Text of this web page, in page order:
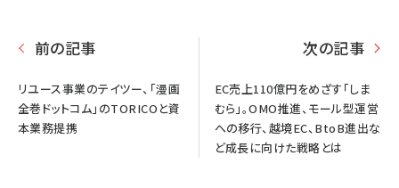
前の記事
リユース事業のテイツー、「漫画
全巻ドットコム」のTORICOと資
本業務提携
次の記事
EC売上110億円をめざす「しま
むら」。OMO推進、モール型運営
への移行、越境EC、BtoB進出な
ど成長に向けた戦略とは